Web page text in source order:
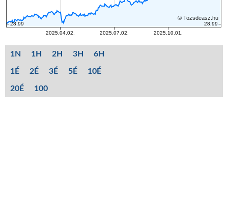
1N 1H 2H 3H 6H
1É 2É 3É 5É 10É
20É 100